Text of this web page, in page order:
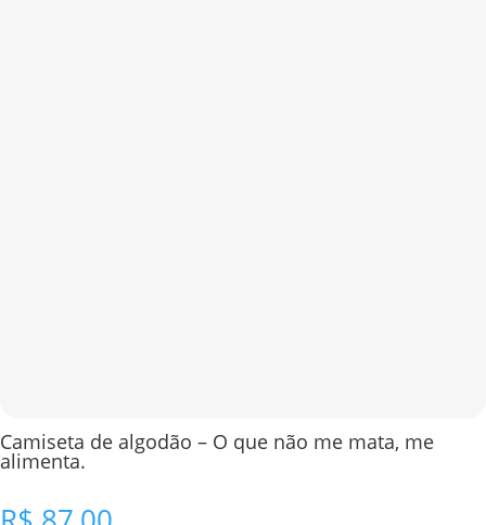
Camiseta de algodão – O que não me mata, me
alimenta.